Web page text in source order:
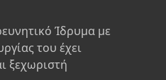
Ίδρυμα με
του έχει
ξεχωριστή